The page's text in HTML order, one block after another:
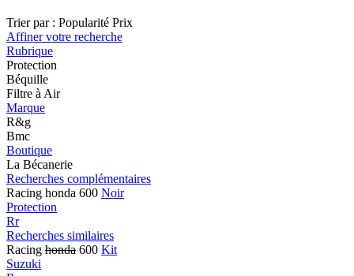
Trier par : Popularité Prix
Affiner votre recherche
Rubrique
Protection
Béquille
Filtre à Air
Marque
R&g
Bmc
Boutique
La Bécanerie
Recherches complémentaires
Racing honda 600 Noir
Protection
Rr
Recherches similaires
Racing honda 600 Kit
Suzuki